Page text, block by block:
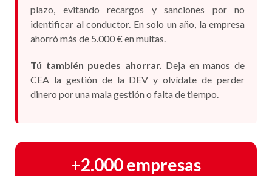
plazo, evitando recargos y sanciones por no
identificar al conductor. En solo un año, la empresa
ahorró más de 5.000 € en multas.
Tú también puedes ahorrar. Deja en manos de
CEA la gestión de la DEV y olvídate de perder
dinero por una mala gestión o falta de tiempo.
+2.000 empresas